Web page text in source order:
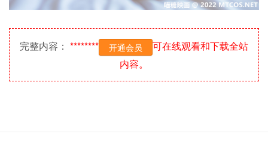
完整内容： ******** 开通会员
可在线观看和下载全站
内容。